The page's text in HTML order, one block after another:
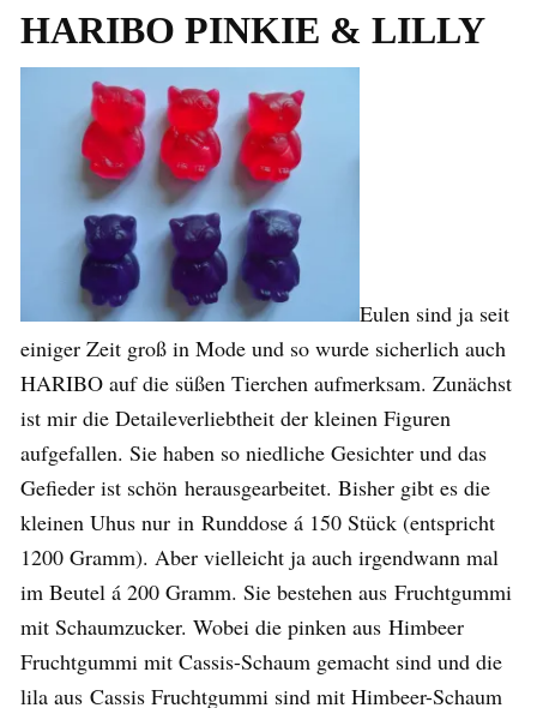
HARIBO PINKIE & LILLY
Eulen sind ja seit
einiger Zeit groß in Mode und so wurde sicherlich auch
HARIBO auf die süßen Tierchen aufmerksam. Zunächst
ist mir die Detaileverliebtheit der kleinen Figuren
aufgefallen. Sie haben so niedliche Gesichter und das
Gefieder ist schön herausgearbeitet. Bisher gibt es die
kleinen Uhus nur in Runddose á 150 Stück (entspricht
1200 Gramm). Aber vielleicht ja auch irgendwann mal
im Beutel á 200 Gramm. Sie bestehen aus Fruchtgummi
mit Schaumzucker. Wobei die pinken aus Himbeer
Fruchtgummi mit Cassis-Schaum gemacht sind und die
lila aus Cassis Fruchtgummi sind mit Himbeer-Schaum